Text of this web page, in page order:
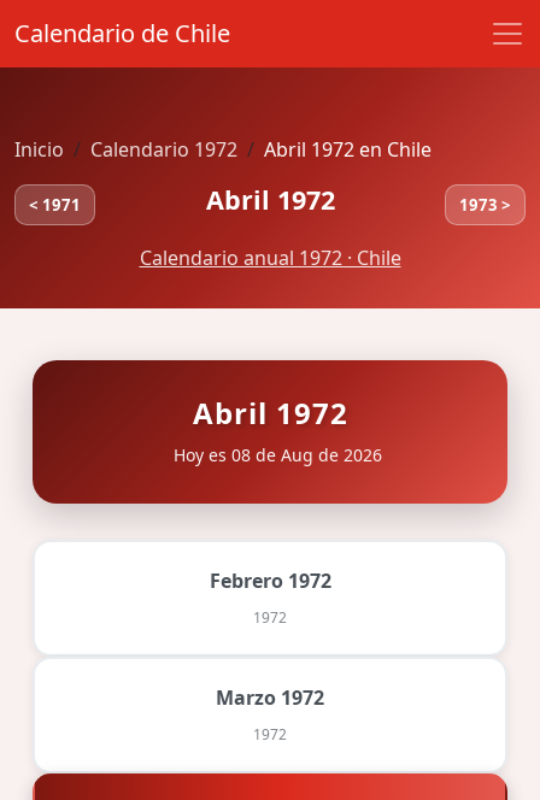
Calendario de Chile
Inicio Calendario 1972 Abril 1972 en Chile
< 1971 Abril 1972 1973 >
Calendario anual 1972 · Chile
Abril 1972
Hoy es 08 de Aug de 2026
Febrero 1972
1972
Marzo 1972
1972